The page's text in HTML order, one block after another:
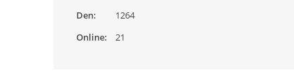
Online: 21
Den:
1264